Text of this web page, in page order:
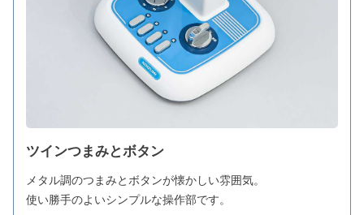
ツインつまみとボタン
メタル調のつまみとボタンが懐かしい雰囲気。
使い勝手のよいシンプルな操作部です。